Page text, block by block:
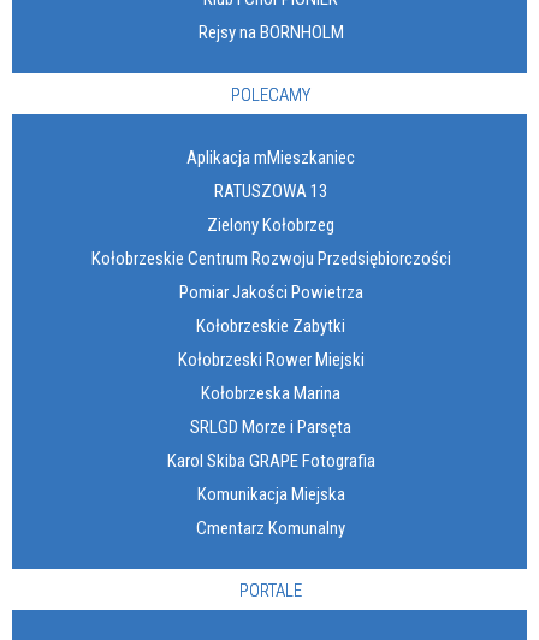
Rejsy na BORNHOLM
POLECAMY
Aplikacja mMieszkaniec
RATUSZOWA 13
Zielony Kołobrzeg
Kołobrzeskie Centrum Rozwoju Przedsiębiorczości
Pomiar Jakości Powietrza
Kołobrzeskie Zabytki
Kołobrzeski Rower Miejski
Kołobrzeska Marina
SRLGD Morze i Parsęta
Karol Skiba GRAPE Fotografia
Komunikacja Miejska
Cmentarz Komunalny
PORTALE